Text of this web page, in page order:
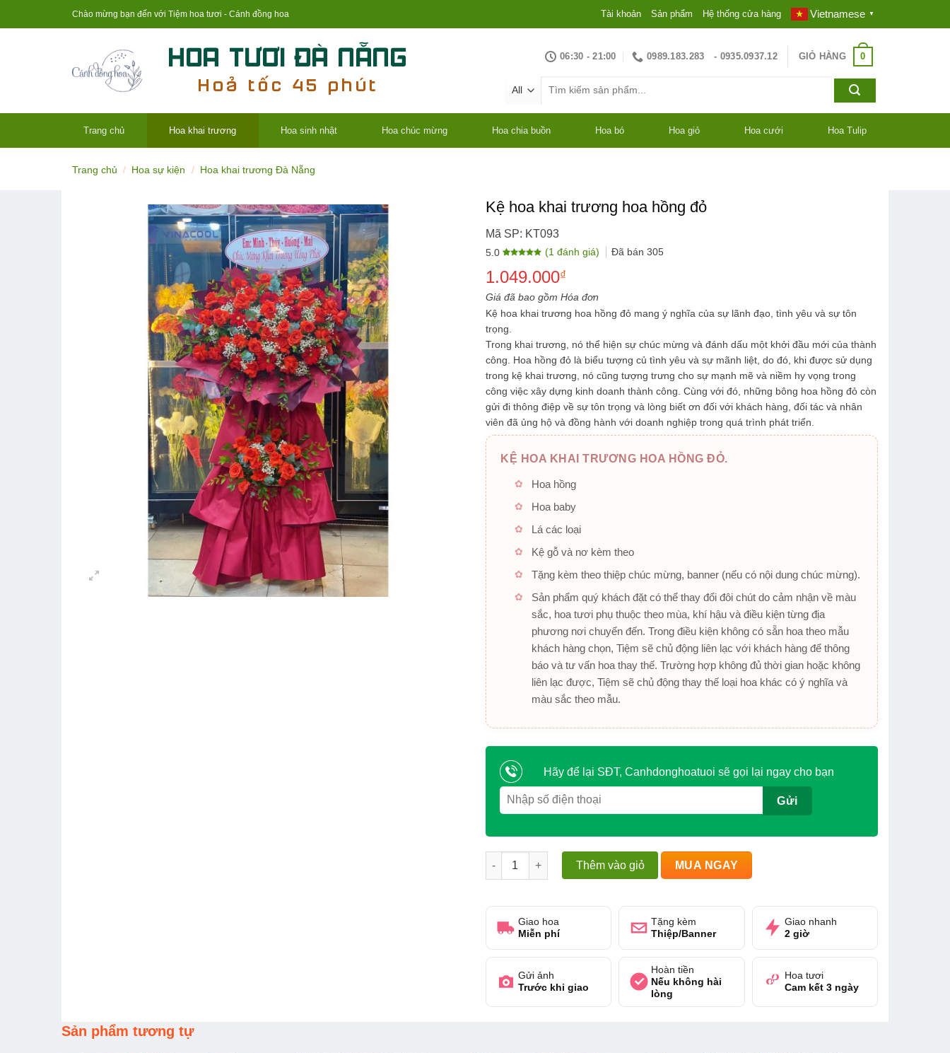
to
Chào mừng bạn đến với Tiệm hoa tươi - Cánh đồng hoa Tài khoản Sản phẩm Hệ thống cửa hàng Vietnamese ▼
06:30 - 21:00 0989.183.283 - 0935.0937.12 GIỎ HÀNG 0
kiếm:
Trang chủ Hoa khai trương Hoa sinh nhật Hoa chúc mừng Hoa chia buồn Hoa bó Hoa giỏ Hoa cưới Hoa Tulip
Trang chủ / Hoa sự kiện / Hoa khai trương Đà Nẵng
Kệ hoa khai trương hoa hồng đỏ
Mã SP: KT093
5.0
dựa trên
đánh giá
(1 đánh giá) Đã bán 305
1.049.000₫
Giá đã bao gồm Hóa đơn
Kệ hoa khai trương hoa hồng đỏ mang ý nghĩa của sự lãnh đạo, tình yêu và sự tôn
trọng.
Trong khai trương, nó thể hiện sự chúc mừng và đánh dấu một khởi đầu mới của thành
công. Hoa hồng đỏ là biểu tượng củ tình yêu và sự mãnh liệt, do đó, khi được sử dụng
trong kệ khai trương, nó cũng tượng trưng cho sự mạnh mẽ và niềm hy vọng trong
công việc xây dựng kinh doanh thành công. Cùng với đó, những bông hoa hồng đỏ còn
gửi đi thông điệp về sự tôn trọng và lòng biết ơn đối với khách hàng, đối tác và nhân
viên đã ủng hộ và đồng hành với doanh nghiệp trong quá trình phát triển.
KỆ HOA KHAI TRƯƠNG HOA HỒNG ĐỎ.
Hoa hồng
Hoa baby
Lá các loại
Kệ gỗ và nơ kèm theo
Tặng kèm theo thiệp chúc mừng, banner (nếu có nội dung chúc mừng).
Sản phẩm quý khách đặt có thể thay đổi đôi chút do cảm nhận về màu
sắc, hoa tươi phụ thuộc theo mùa, khí hậu và điều kiện từng địa
phương nơi chuyển đến. Trong điều kiện không có sẵn hoa theo mẫu
khách hàng chọn, Tiệm sẽ chủ động liên lạc với khách hàng để thông
báo và tư vấn hoa thay thế. Trường hợp không đủ thời gian hoặc không
liên lạc được, Tiệm sẽ chủ động thay thế loại hoa khác có ý nghĩa và
màu sắc theo mẫu.
Hãy để lại SĐT, Canhdonghoatuoi sẽ gọi lại ngay cho bạn
Kệ hoa khai trương hoa hồng đỏ số lượng
Thêm vào giỏ MUA NGAY
Giao hoa
Miễn phí
Tặng kèm
Thiệp/Banner
Giao nhanh
2 giờ
Gửi ảnh
Trước khi giao
Hoàn tiền
Nếu không hài
lòng
Hoa tươi
Cam kết 3 ngày
Sản phẩm tương tự